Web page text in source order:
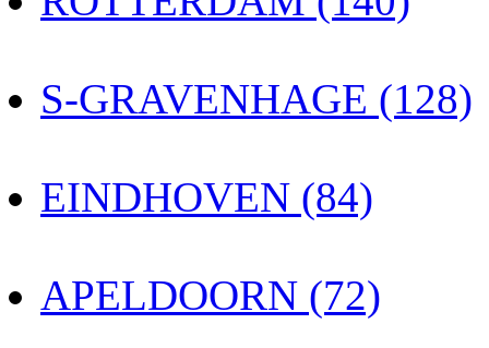
S-GRAVENHAGE (128)
EINDHOVEN (84)
APELDOORN (72)